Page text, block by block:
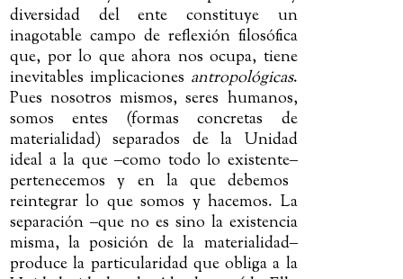
diversidad del ente constituye un
inagotable campo de reflexión filosófica
que, por lo que ahora nos ocupa, tiene
inevitables implicaciones antropológicas.
Pues nosotros mismos, seres humanos,
somos entes (formas concretas de
materialidad) separados de la Unidad
ideal a la que‒como todo lo existente‒
pertenecemos y en la que debemos
reintegrar lo que somos y hacemos. La
separación‒que no es sino la existencia
misma, la posición de la materialidad‒
produce la particularidad que obliga a la